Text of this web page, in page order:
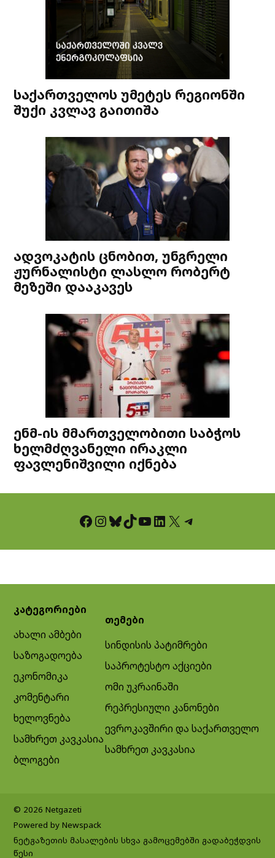
საქართველოს უმეტეს რეგიონში
შუქი კვლავ გაითიშა
ადვოკატის ცნობით, უნგრელი
ჟურნალისტი ლასლო რობერტ
მეზეში დააკავეს
ენმ-ის მმართველობითი საბჭოს
ხელმძღვანელი ირაკლი
ფავლენიშვილი იქნება
Facebook InstagramBluesky TikTok YouTube LinkedIn X Telegram
კატეგორიები
ახალი ამბები
საზოგადოება
ეკონომიკა
კომენტარი
ხელოვნება
სამხრეთ კავკასია
ბლოგები
თემები
სინდისის პატიმრები
საპროტესტო აქციები
ომი უკრაინაში
რეპრესიული კანონები
ევროკავშირი და საქართველო
სამხრეთ კავკასია
© 2026 Netgazeti
Powered by Newspack
ნეტგაზეთის მასალების სხვა გამოცემებში გადაბეჭდვის
წესი